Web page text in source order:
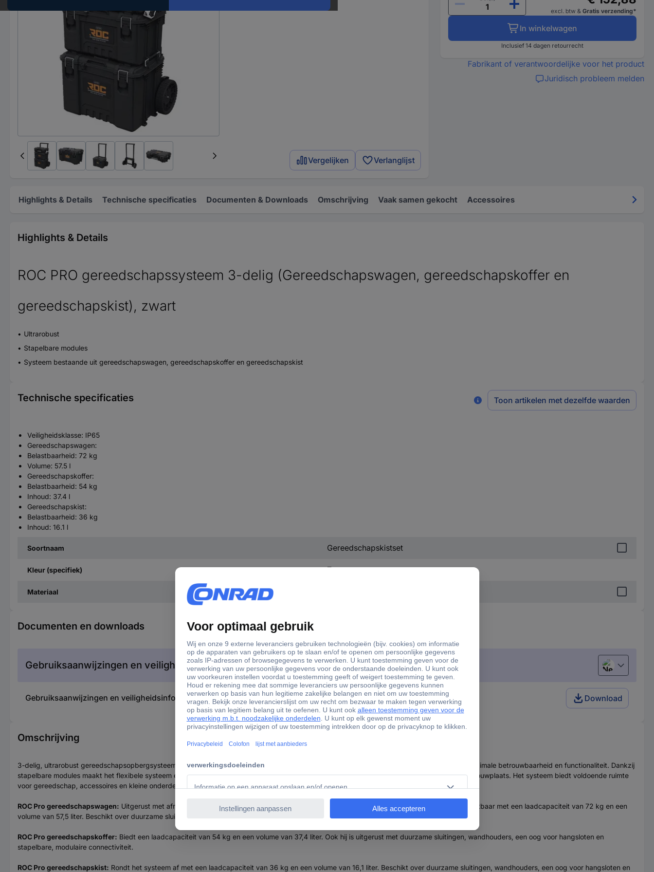
Vergelijken Verlanglijst
excl. btw & Gratis verzending*
In winkelwagen
Inclusief 14 dagen retourrecht
Fabrikant of verantwoordelijke voor het product
Juridisch probleem melden
Highlights & Details Technische specificaties Documenten & Downloads Omschrijving Vaak samen gekocht Accessoires
Highlights & Details
ROC PRO gereedschapssysteem 3-delig (Gereedschapswagen, gereedschapskoffer en
gereedschapskist), zwart
Ultrarobust
Stapelbare modules
Systeem bestaande uit gereedschapswagen, gereedschapskoffer en gereedschapskist
Technische specificaties Toon artikelen met dezelfde waarden
Veiligheidsklasse: IP65
Gereedschapswagen:
Belastbaarheid: 72 kg
Volume: 57.5 l
Gereedschapskoffer:
Belastbaarheid: 54 kg
Inhoud: 37.4 l
Gereedschapskist:
Belastbaarheid: 36 kg
Inhoud: 16.1 l
Soortnaam Gereedschapskistset
Kleur (specifiek) Zwart
Materiaal
Documenten en downloads
Gebruiksaanwijzingen en veiligheidsinformatie Nederlands
Gebruiksaanwijzingen en veiligheidsinformatie 3335438 KETER 256982 ROC PRO Gereedschapskistset Kunststof Zwart Download
Omschrijving
3-delig, ultrarobust gereedschapsopbergsysteem, bestaande uit een gereedschapswagen, gereedschapskoffer en gereedschapskist, biedt maximale betrouwbaarheid en functionaliteit. Dankzij
stapelbare modules maakt het flexibele systeem efficiënt gebruik in verschillende omgevingen mogelijk - onderweg, in de werkplaats of op de bouwplaats. Het systeem biedt voldoende ruimte
voor gereedschap, accessoires en kleine onderdelen. Bovendien is hij conform IP65 bestand tegen water en stof
ROC Pro gereedschapswagen: Uitgerust met afneembare, in het terrein gemonteerde 9 inch wielen, die de mobiliteit verbeteren. Veelzijdig inzetbaar met een laadcapaciteit van 72 kg en een
volume van 57,5 liter. Beschikt over duurzame sluitingen, een oog voor hangsloten en de stapelbare, modulaire connectiviteit.
ROC Pro gereedschapskoffer: Biedt een laadcapaciteit van 54 kg en een volume van 37,4 liter. Ook hij is uitgerust met duurzame sluitingen, wandhouders, een oog voor hangsloten en
stapelbare, modulaire connectiviteit.
ROC Pro gereedschapskist: Rondt het systeem af met een laadcapaciteit van 36 kg en een volume van 16,1 liter. Beschikt over duurzame sluitingen, wandhouders, een oog voor hangsloten en